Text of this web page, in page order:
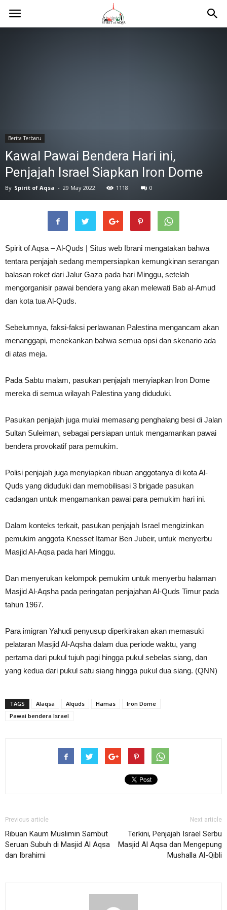
Berita Terbaru
Kawal Pawai Bendera Hari ini,
Penjajah Israel Siapkan Iron Dome
By Spirit of Aqsa - 29 May 2022 1118 0
Spirit of Aqsa – Al-Quds | Situs web Ibrani mengatakan bahwa
tentara penjajah sedang mempersiapkan kemungkinan serangan
balasan roket dari Jalur Gaza pada hari Minggu, setelah
mengorganisir pawai bendera yang akan melewati Bab al-Amud
dan kota tua Al-Quds.
Sebelumnya, faksi-faksi perlawanan Palestina mengancam akan
menanggapi, menekankan bahwa semua opsi dan skenario ada
di atas meja.
Pada Sabtu malam, pasukan penjajah menyiapkan Iron Dome
mereka di semua wilayah Palestina yang diduduki.
Pasukan penjajah juga mulai memasang penghalang besi di Jalan
Sultan Suleiman, sebagai persiapan untuk mengamankan pawai
bendera provokatif para pemukim.
Polisi penjajah juga menyiapkan ribuan anggotanya di kota Al-
Quds yang diduduki dan memobilisasi 3 brigade pasukan
cadangan untuk mengamankan pawai para pemukim hari ini.
Dalam konteks terkait, pasukan penjajah Israel mengizinkan
pemukim anggota Knesset Itamar Ben Jubeir, untuk menyerbu
Masjid Al-Aqsa pada hari Minggu.
Dan menyerukan kelompok pemukim untuk menyerbu halaman
Masjid Al-Aqsha pada peringatan penjajahan Al-Quds Timur pada
tahun 1967.
Para imigran Yahudi penyusup diperkirakan akan memasuki
pelataran Masjid Al-Aqsha dalam dua periode waktu, yang
pertama dari pukul tujuh pagi hingga pukul sebelas siang, dan
yang kedua dari pukul satu siang hingga pukul dua siang. (QNN)
TAGS Alaqsa Alquds Hamas
Iron Dome
Pawai bendera Israel
Previous article
Ribuan Kaum Muslimin Sambut
Seruan Subuh di Masjid Al Aqsa
dan Ibrahimi
Next article
Terkini, Penjajah Israel Serbu
Masjid Al Aqsa dan Mengepung
Mushalla Al-Qibli